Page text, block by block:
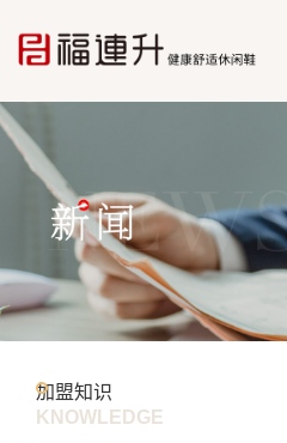
加盟知识
KNOWLEDGE